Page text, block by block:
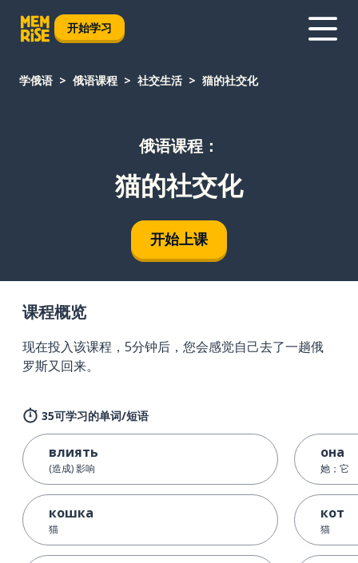
开始学习
学俄语 俄语课程 社交生活 猫的社交化
俄语课程：
猫的社交化
开始上课
课程概览
现在投入该课程，5分钟后，您会感觉自己去了一趟俄
罗斯又回来。
35可学习的单词/短语
влиять
(造成) 影响
кошка
猫
она
她；它
кот
猫